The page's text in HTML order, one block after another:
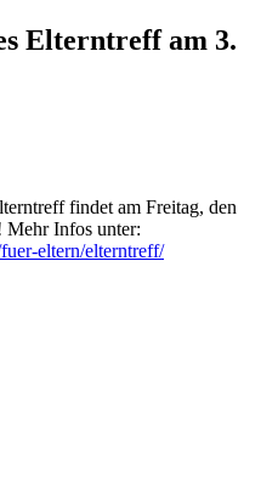
Elterntreff am 3.
findet am Freitag, den
Mehr Infos unter:
eltern/elterntreff/